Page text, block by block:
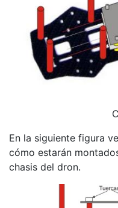
En la siguiente figura
cómo estarán
chasis del dron.